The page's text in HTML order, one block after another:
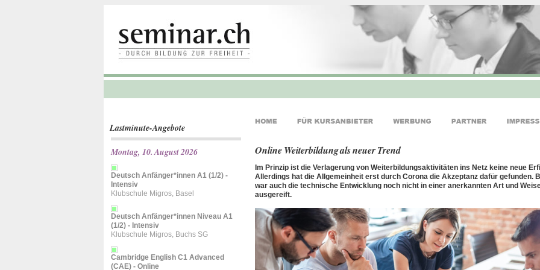
Lastminute-Angebote
Montag, 10. August 2026
Deutsch Anfänger*innen A1 (1/2) -
Intensiv
Klubschule Migros, Basel
Deutsch Anfänger*innen Niveau A1
(1/2) - Intensiv
Klubschule Migros, Buchs SG
Cambridge English C1 Advanced
(CAE) - Online
Online Weiterbildung als neuer Trend
Im Prinzip ist die Verlagerung von Weiterbildungsaktivitäten ins Netz keine neue
Allerdings hat die Allgemeinheit erst durch Corona die Akzeptanz dafür gefunden.
war auch die technische Entwicklung noch nicht in einer anerkannten Art und
ausgereift.